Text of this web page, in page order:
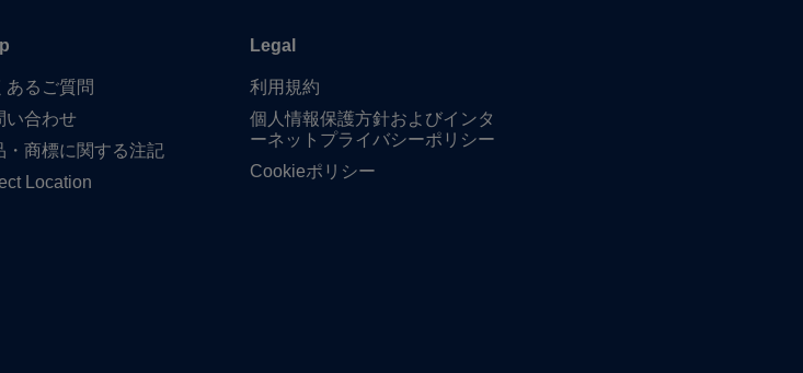
ある​ご質問
い​合わせ
・商標に​関する​注記
Location
Legal
利用規約
個人情報保護方針およびインタ
ーネットプライバシーポリシー
Cookieポリシー